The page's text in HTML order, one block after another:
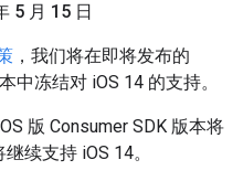
5 月 15 日
，我们将在即将发布的
中冻结对 iOS 14 的支持。
版 Consumer SDK 版本将
续支持 iOS 14。